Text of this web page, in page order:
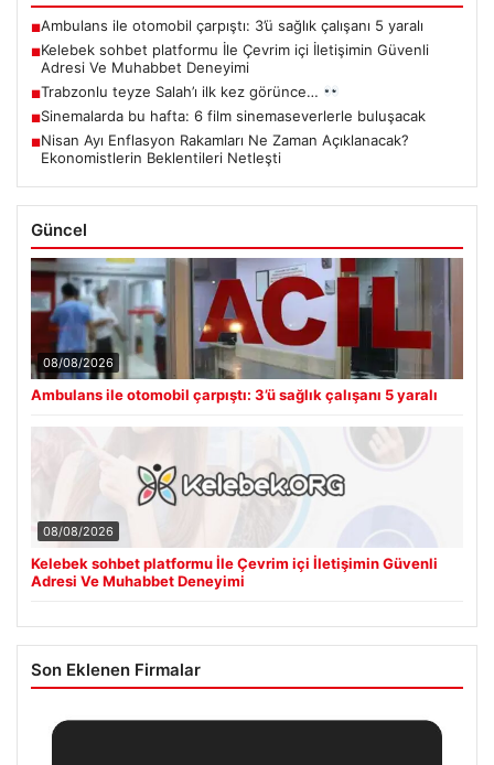
■Ambulans ile otomobil çarpıştı: 3’ü sağlık çalışanı 5 yaralı
■Kelebek sohbet platformu İle Çevrim içi İletişimin Güvenli
Adresi Ve Muhabbet Deneyimi
■Trabzonlu teyze Salah’ı ilk kez görünce…
■Sinemalarda bu hafta: 6 film sinemaseverlerle buluşacak
■Nisan Ayı Enflasyon Rakamları Ne Zaman Açıklanacak?
Ekonomistlerin Beklentileri Netleşti
Güncel
08/08/2026
Ambulans ile otomobil çarpıştı: 3’ü sağlık çalışanı 5 yaralı
08/08/2026
Kelebek sohbet platformu İle Çevrim içi İletişimin Güvenli
Adresi Ve Muhabbet Deneyimi
Son Eklenen Firmalar